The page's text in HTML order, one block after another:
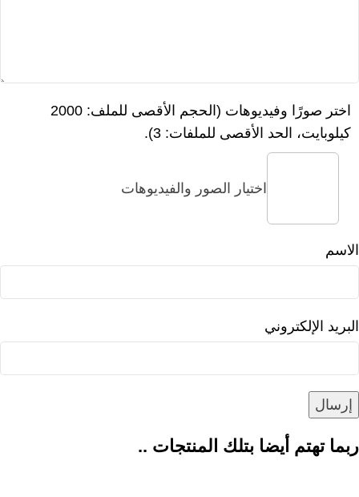
اختر صورًا وفيديوهات (الحجم الأقصى للملف: 2000
كيلوبايت، الحد الأقصى للملفات: 3).
اختيار الصور والفيديوهات
الاسم
البريد الإلكتروني
ربما تهتم أيضا بتلك المنتجات ..